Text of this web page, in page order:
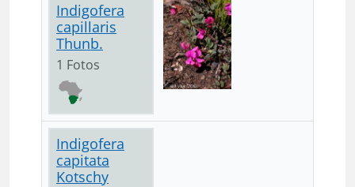
Indigofera
capillaris
Thunb.
1 Fotos
Indigofera
capitata
Kotschy